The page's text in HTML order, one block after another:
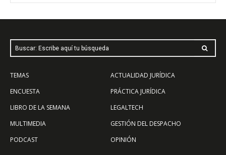
Buscar: Escribe aquí tu búsqueda
TEMAS
ENCUESTA
LIBRO DE LA SEMANA
MULTIMEDIA
PODCAST
ACTUALIDAD JURÍDICA
PRÁCTICA JURÍDICA
LEGALTECH
GESTIÓN DEL DESPACHO
OPINIÓN